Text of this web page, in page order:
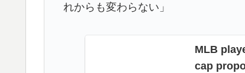
▶ 韓国人「本当にこれだけは日本がうらや
【MLB】ドジャースファン「7連敗は
年暑い季節に負けることが増えるけど
れからも変わらない」
MLB
cap